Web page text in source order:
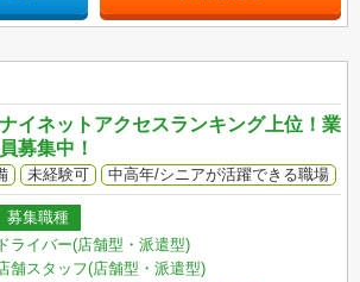
イネットアクセスランキング上位！業
募集中！
未経験可 中高年/シニアが活躍できる職場
募集職種
ドライバー(店舗型・派遣型)
舗スタッフ(店舗型・派遣型)